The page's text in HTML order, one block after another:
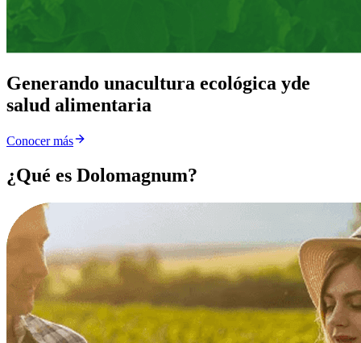
Generando unacultura ecológica yde
salud alimentaria
Conocer más
¿Qué es Dolomagnum?